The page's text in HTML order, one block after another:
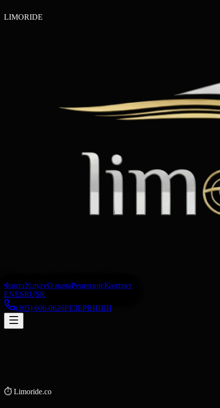
LIMORIDE
ФлотаУслугеО намаРецензијеКонтакт
ENESRUSR
(305) 606-0626РЕЗЕРВИШИ
⏱️ Limoride.co